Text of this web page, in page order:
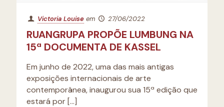
Victoria Louise em 27/06/2022
RUANGRUPA PROPÕE LUMBUNG NA
15ª DOCUMENTA DE KASSEL
Em junho de 2022, uma das mais antigas
exposições internacionais de arte
contemporânea, inaugurou sua 15ª edição que
estará por […]